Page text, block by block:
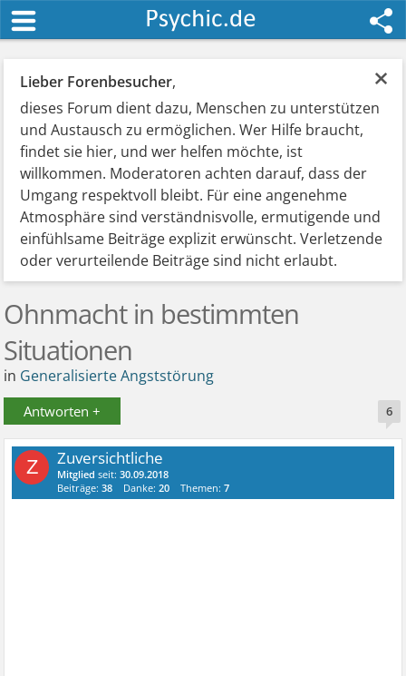
×
Lieber Forenbesucher,
dieses Forum dient dazu, Menschen zu unterstützen
und Austausch zu ermöglichen. Wer Hilfe braucht,
findet sie hier, und wer helfen möchte, ist
willkommen. Moderatoren achten darauf, dass der
Umgang respektvoll bleibt. Für eine angenehme
Atmosphäre sind verständnisvolle, ermutigende und
einfühlsame Beiträge explizit erwünscht. Verletzende
oder verurteilende Beiträge sind nicht erlaubt.
Ohnmacht in bestimmten
Situationen
in Generalisierte Angststörung
Antworten + 6
Z Zuversichtliche
Mitglied seit:30.09.2018
Beiträge:38 Danke:20 Themen:7